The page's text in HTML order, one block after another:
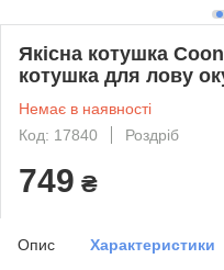
Якісна котушка
котушка для лову
Немає в наявності
Код: 17840
Роздріб
749 ₴
Опис Характеристики